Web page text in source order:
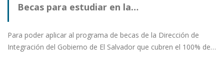
Becas para estudiar en la…
Para poder aplicar al programa de becas de la Dirección de
Integración del Gobierno de El Salvador que cubren el 100% de…